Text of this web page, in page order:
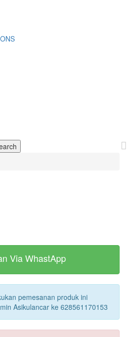
Via WhastApp
pemesanan produk ini
Asikulancar ke 628561170153